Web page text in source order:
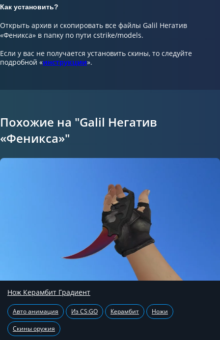
Как установить?
Открыть архив и скопировать все файлы Galil Негатив
«Феникса» в папку по пути cstrike/models.
Если у вас не получается установить скины, то следуйте
подробной «инструкции».
Похожие на "Galil Негатив
«Феникса»"
Нож Керамбит Градиент
Авто анимация Из CS:GO Керамбит Ножи
Скины оружия